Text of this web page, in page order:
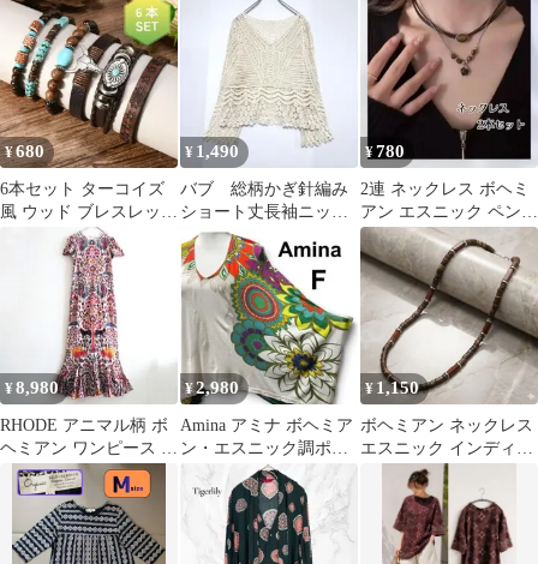
ルー 半袖
ワンピース
¥680
6本セット ターコイズ
風 ウッド ブレスレット
メンズ ボヘミアン アメ
¥ 1,490
バブ 総柄かぎ針編み
ショート丈長袖ニット
ボヘミアン オフホワイ
ト カジュアル
¥780
2連 ネックレス ボヘミ
アン エスニック ペンダ
ント ブラウン チョーカ
ー
¥8,980
RHODE アニマル柄 ボ
ヘミアン ワンピース ド
レス エスニック 花柄
レトロ
¥2,980
Amina アミナ ボヘミア
ン・エスニック調ポン
チョ風変形チュニッ
ク F
¥ 1,150
ボヘミアン ネックレス
エスニック インディア
ンジュエリー ナバホ族
古着 韓国